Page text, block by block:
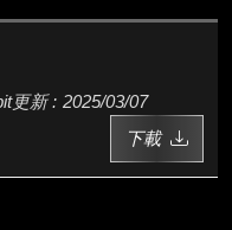
2025/03/07
下載